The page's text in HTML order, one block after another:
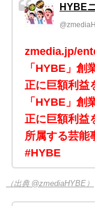
HYBE
zmedia.jp/
「HYBE」創
正に巨額利益
「HYBE」創
正に巨額利益
所属する芸能
#HYBE
（出典 @zmediaHYBE）